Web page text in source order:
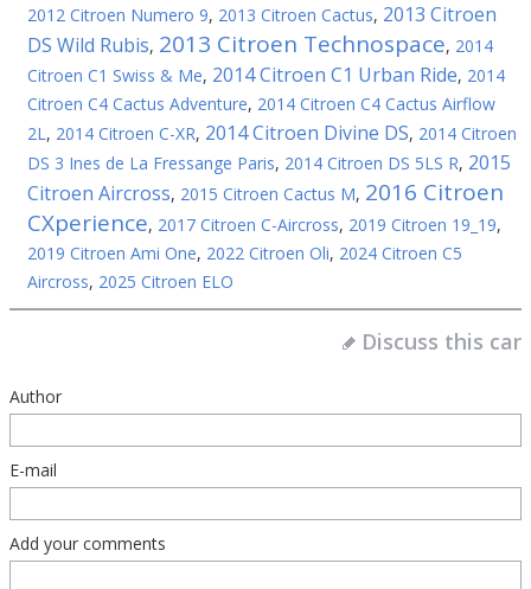
2012 Citroen Numero 9, 2013 Citroen Cactus, 2013 Citroen
DS Wild Rubis, 2013 Citroen Technospace, 2014
Citroen C1 Swiss & Me, 2014 Citroen C1 Urban Ride, 2014
Citroen C4 Cactus Adventure, 2014 Citroen C4 Cactus Airflow
2L, 2014 Citroen C-XR, 2014 Citroen Divine DS, 2014 Citroen
DS 3 Ines de La Fressange Paris, 2014 Citroen DS 5LS R, 2015
Citroen Aircross, 2015 Citroen Cactus M, 2016 Citroen
CXperience, 2017 Citroen C-Aircross, 2019 Citroen 19_19,
2019 Citroen Ami One, 2022 Citroen Oli, 2024 Citroen C5
Aircross, 2025 Citroen ELO
Discuss this car
Author
E-mail
Add your comments